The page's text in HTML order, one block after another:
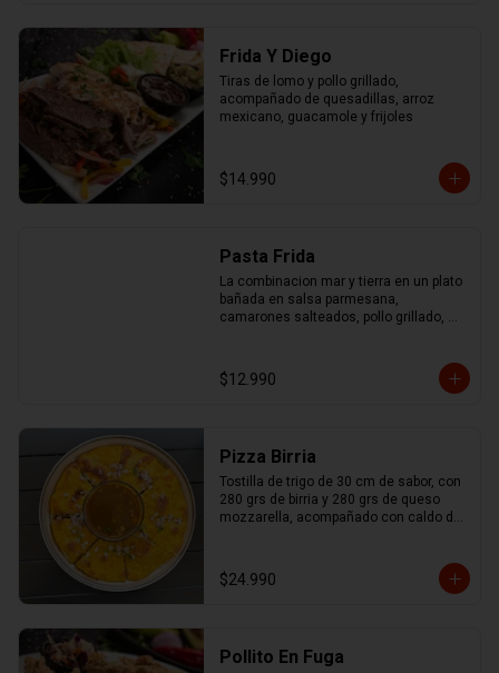
Frida Y Diego
Tiras de lomo y pollo grillado,
acompañado de quesadillas, arroz
mexicano, guacamole y frijoles
$14.990
Pasta Frida
La combinacion mar y tierra en un plato
bañada en salsa parmesana,
camarones salteados, pollo grillado,
$12.990
Pizza Birria
Tostilla de trigo de 30 cm de sabor, con
280 grs de birria y 280 grs de queso
mozzarella, acompañado con caldo de
$24.990
Pollito En Fuga